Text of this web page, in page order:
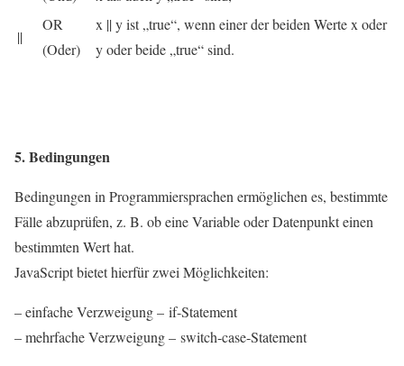
||
OR
(Oder)
x || y ist „true“, wenn einer der beiden Werte x oder
y oder beide „true“ sind.
5. Bedingungen
Bedingungen in Programmiersprachen ermöglichen es, bestimmte
Fälle abzuprüfen, z. B. ob eine Variable oder Datenpunkt einen
bestimmten Wert hat.
JavaScript bietet hierfür zwei Möglichkeiten:
– einfache Verzweigung – if-Statement
– mehrfache Verzweigung – switch-case-Statement